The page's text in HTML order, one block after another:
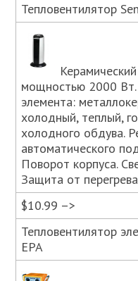
Тепловентилятор
мощностью 2000 Вт.
элемента:
холодный, теплый,
холодного обдува.
автоматического
Поворот корпуса.
Защита от
$10.99 –>
Тепловентилятор
EPA